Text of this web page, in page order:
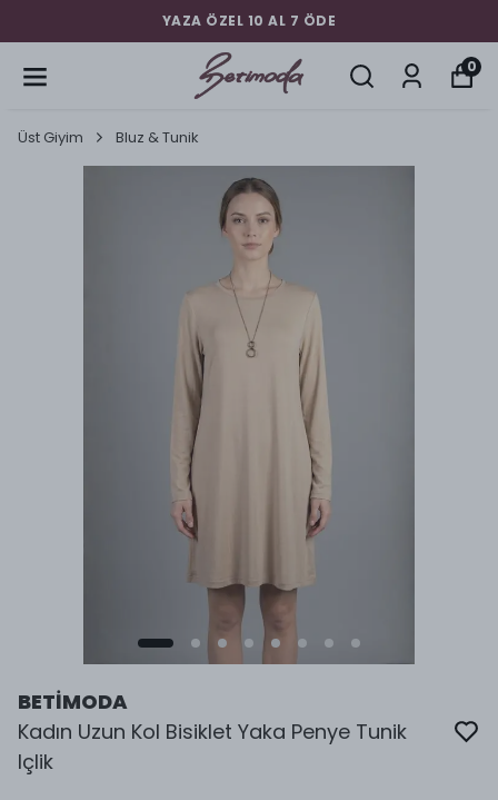
YAZA ÖZEL 10 AL 7 ÖDE
0
Üst Giyim Bluz & Tunik
BETİMODA
Kadın Uzun Kol Bisiklet Yaka Penye Tunik
Içlik